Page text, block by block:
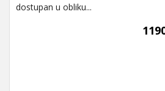
dostupan u obliku...